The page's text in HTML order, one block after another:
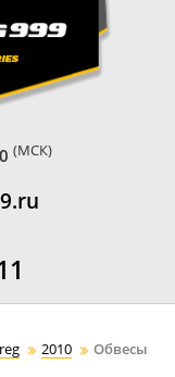
(МСК)
2010 Обвесы